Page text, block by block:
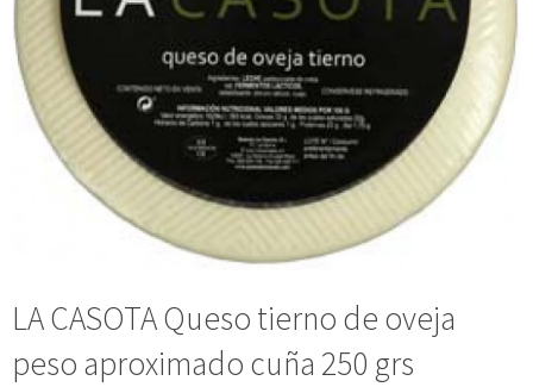
LA CASOTA Queso tierno de oveja
peso aproximado cuña 250 grs